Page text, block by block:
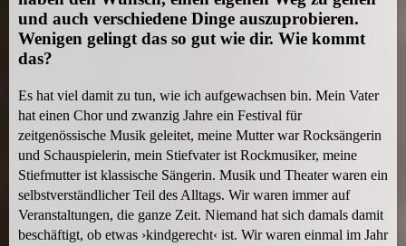
und auch verschiedene Dinge auszuprobieren.
Wenigen gelingt das so gut wie dir. Wie kommt
das?
Es hat viel damit zu tun, wie ich aufgewachsen bin. Mein Vater
hat einen Chor und zwanzig Jahre ein Festival für
zeitgenössische Musik geleitet, meine Mutter war Rocksängerin
und Schauspielerin, mein Stiefvater ist Rockmusiker, meine
Stiefmutter ist klassische Sängerin. Musik und Theater waren ein
selbstverständlicher Teil des Alltags. Wir waren immer auf
Veranstaltungen, die ganze Zeit. Niemand hat sich damals damit
beschäftigt, ob etwas ›kindgerecht‹ ist. Wir waren einmal im Jahr